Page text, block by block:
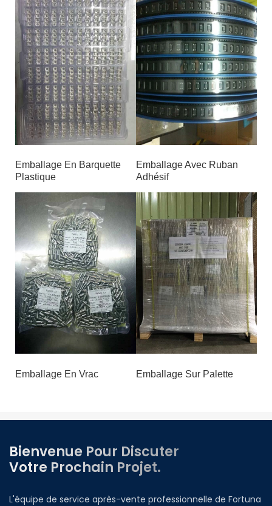
Emballage En Barquette
Plastique
Emballage Avec Ruban
Adhésif
Emballage En Vrac Emballage Sur Palette
Bienvenue Pour Discuter
Votre Prochain Projet.
L'équipe de service après-vente professionnelle de Fortuna